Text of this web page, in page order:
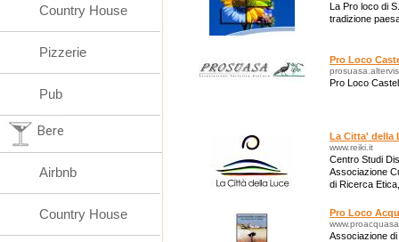
La Pro loco di
tradizione
Pro Loco
Pro Loco
La Citta' della
www.reiki.it
Centro Studi
Associazione
di Ricerca
Pro Loco
Associazione
Country House
Pizzerie
Pub
Bere
Airbnb
Country House